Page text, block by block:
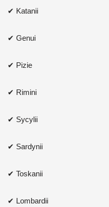
✔ Katanii
✔ Genui
✔ Pizie
✔ Rimini
✔ Sycylii
✔ Sardynii
✔ Toskanii
✔ Lombardii